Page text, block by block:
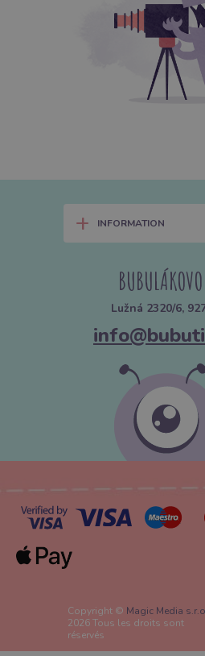
+ INFORMATION
Lužná 2320/6,
Copyright © Magic Media
2026 Tous les droits sont
réservés